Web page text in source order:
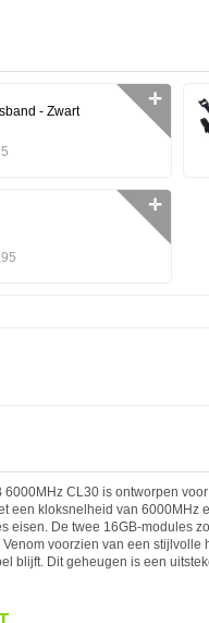
- Zwart
✛
✛
CL30 is ontworpen
een kloksnelheid van
eisen. De twee 16GB-modules
voorzien van een
blijft. Dit geheugen is een